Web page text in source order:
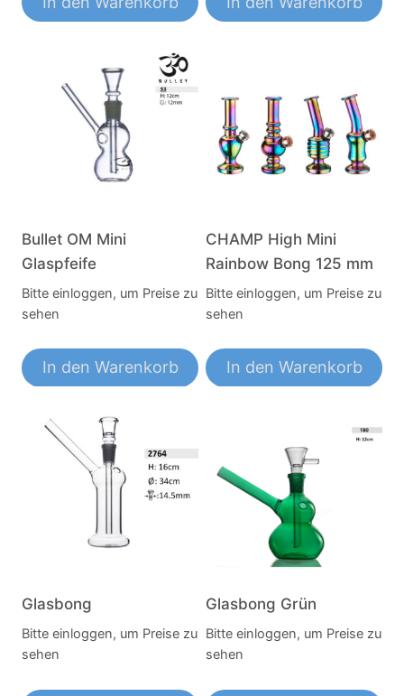
Bullet OM Mini
Glaspfeife
Bitte einloggen, um Preise zu
sehen
In den Warenkorb
CHAMP High Mini
Rainbow Bong 125 mm
Bitte einloggen, um Preise zu
sehen
In den Warenkorb
Glasbong
Bitte einloggen, um Preise zu
sehen
Glasbong Grün
Bitte einloggen, um Preise zu
sehen